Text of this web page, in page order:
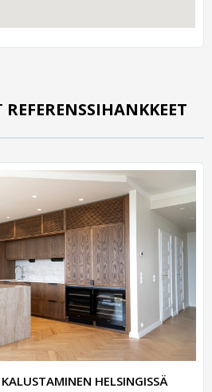
REFERENSSIHANKKEET
HELSINGISSÄ